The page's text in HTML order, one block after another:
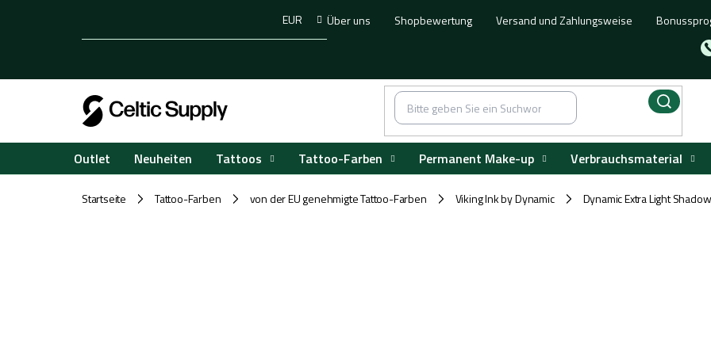
Über uns Shopbewertung Versand und Zahlungsweise
EUR
Outlet Neuheiten Tattoos Tattoo-Farben Permanent Make-up Verbrauchsmaterial
Startseite / Tattoo-Farben / von der EU genehmigte Tattoo-Farben / Viking Ink by Dynamic / Dynamic Extra Light